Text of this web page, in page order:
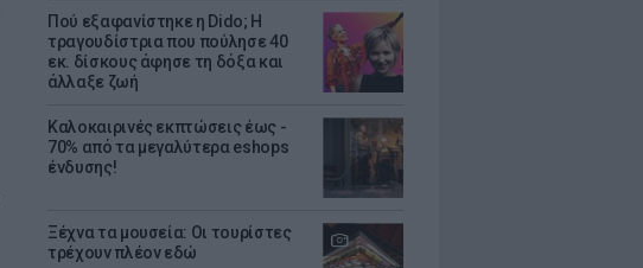
Πού εξαφανίστηκε η Dido; Η
τραγουδίστρια που πούλησε 40
εκ. δίσκους άφησε τη δόξα και
άλλαξε ζωή
Καλοκαιρινές εκπτώσεις έως -
70% από τα μεγαλύτερα eshops
ένδυσης!
Ξέχνα τα μουσεία: Οι τουρίστες
τρέχουν πλέον εδώ